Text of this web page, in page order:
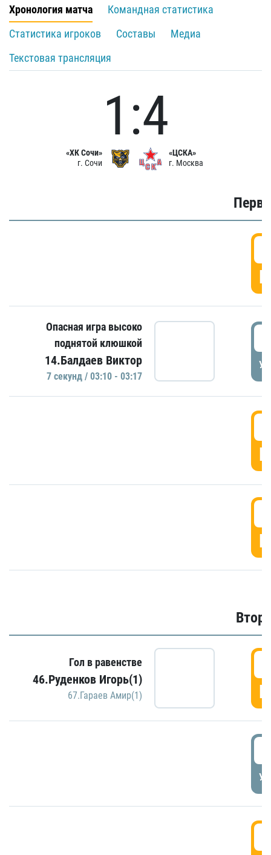
Хронология матча
Командная статистика
Статистика игроков
Составы
Медиа
Текстовая трансляция
«ХК Сочи»
г. Сочи
1:4
«ЦСКА»
г. Москва
Опасная игра высоко
поднятой клюшкой
14.Балдаев Виктор
7 секунд / 03:10 - 03:17
Гол в равенстве
46.Руденков Игорь(1)
67.Гараев Амир(1)